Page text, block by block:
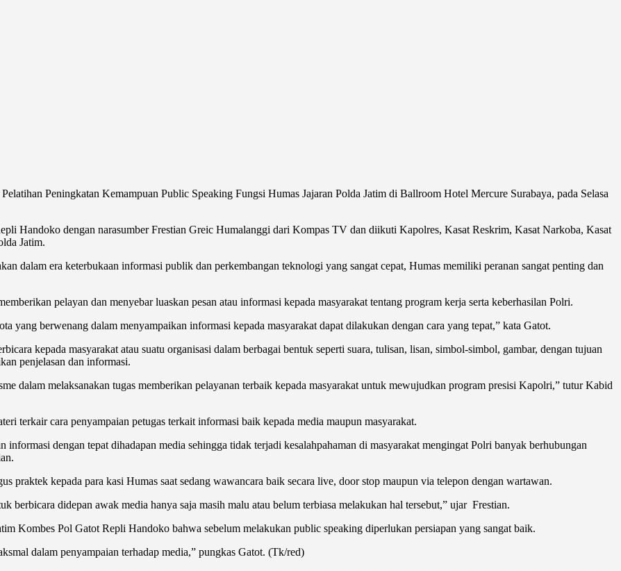
Peningkatan Kemampuan Public Speaking Fungsi Humas Jajaran Polda Jatim di Ballroom Hotel Mercure Surabaya, pada Selasa
Handoko dengan narasumber Frestian Greic Humalanggi dari Kompas TV dan diikuti Kapolres, Kasat Reskrim, Kasat Narkoba, Kasat
Jatim.
dalam era keterbukaan informasi publik dan perkembangan teknologi yang sangat cepat, Humas memiliki peranan sangat penting dan
pelayan dan menyebar luaskan pesan atau informasi kepada masyarakat tentang program kerja serta keberhasilan Polri.
yang berwenang dalam menyampaikan informasi kepada masyarakat dapat dilakukan dengan cara yang tepat,” kata Gatot.
kepada masyarakat atau suatu organisasi dalam berbagai bentuk seperti suara, tulisan, lisan, simbol-simbol, gambar, dengan tujuan
penjelasan dan informasi.
dalam melaksanakan tugas memberikan pelayanan terbaik kepada masyarakat untuk mewujudkan program presisi Kapolri,” tutur Kabid
terkair cara penyampaian petugas terkait informasi baik kepada media maupun masyarakat.
dengan tepat dihadapan media sehingga tidak terjadi kesalahpahaman di masyarakat mengingat Polri banyak berhubungan
praktek kepada para kasi Humas saat sedang wawancara baik secara live, door stop maupun via telepon dengan wartawan.
berbicara didepan awak media hanya saja masih malu atau belum terbiasa melakukan hal tersebut,” ujar Frestian.
Kombes Pol Gatot Repli Handoko bahwa sebelum melakukan public speaking diperlukan persiapan yang sangat baik.
dalam penyampaian terhadap media,” pungkas Gatot. (Tk/red)